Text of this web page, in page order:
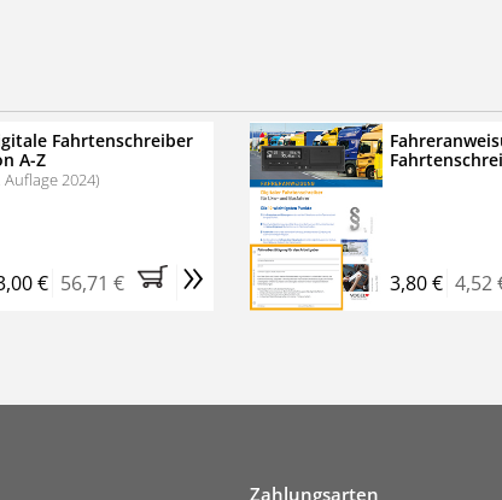
Profipaket im Kennenlern-Abo für zwei
MwSt. und Versandkosten).Nach 2 Monaten
das Abonnement endet automatisch, es
Fahrtenschreiber
A-Z
Auflage 2024)
€ 56,71 € » 3,80 € 4,52
Zahlungsarten